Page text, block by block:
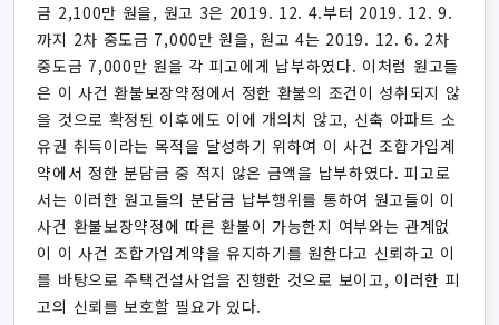
금 2,100만 원을, 원고 3은 2019. 12. 4.부터 2019. 12. 9.
까지 2차 중도금 7,000만 원을, 원고 4는 2019. 12. 6. 2차
중도금 7,000만 원을 각 피고에게 납부하였다. 이처럼 원고들
은 이 사건 환불보장약정에서 정한 환불의 조건이 성취되지 않
을 것으로 확정된 이후에도 이에 개의치 않고, 신축 아파트 소
유권 취득이라는 목적을 달성하기 위하여 이 사건 조합가입계
약에서 정한 분담금 중 적지 않은 금액을 납부하였다. 피고로
서는 이러한 원고들의 분담금 납부행위를 통하여 원고들이 이
사건 환불보장약정에 따른 환불이 가능한지 여부와는 관계없
이 이 사건 조합가입계약을 유지하기를 원한다고 신뢰하고 이
를 바탕으로 주택건설사업을 진행한 것으로 보이고, 이러한 피
고의 신뢰를 보호할 필요가 있다.